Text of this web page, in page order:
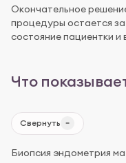
Окончательное
процедуры остается
состояние пациентки и
Что
Свернуть
Биопсия эндометрия